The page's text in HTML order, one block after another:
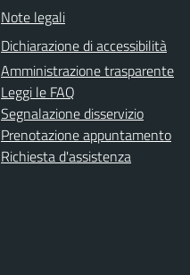
Note legali
Dichiarazione di accessibilità
Amministrazione trasparente
Leggi le FAQ
Segnalazione disservizio
Prenotazione appuntamento
Richiesta d'assistenza